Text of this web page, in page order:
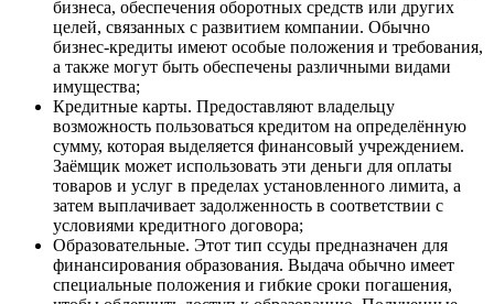
бизнеса, обеспечения оборотных средств или других
целей, связанных с развитием компании. Обычно
бизнес-кредиты имеют особые положения и требования,
а также могут быть обеспечены различными видами
имущества;
Кредитные карты. Предоставляют владельцу
возможность пользоваться кредитом на определённую
сумму, которая выделяется финансовый учреждением.
Заёмщик может использовать эти деньги для оплаты
товаров и услуг в пределах установленного лимита, а
затем выплачивает задолженность в соответствии с
условиями кредитного договора;
Образовательные. Этот тип ссуды предназначен для
финансирования образования. Выдача обычно имеет
специальные положения и гибкие сроки погашения,